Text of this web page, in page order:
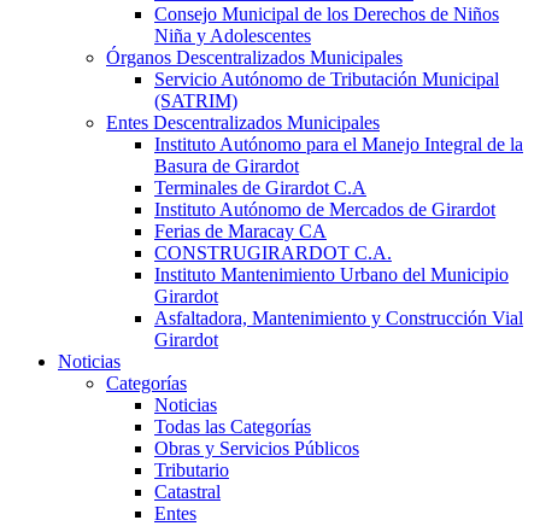
Consejo Municipal de los Derechos de Niños
Niña y Adolescentes
Órganos Descentralizados Municipales
Servicio Autónomo de Tributación Municipal
(SATRIM)
Entes Descentralizados Municipales
Instituto Autónomo para el Manejo Integral de la
Basura de Girardot
Terminales de Girardot C.A
Instituto Autónomo de Mercados de Girardot
Ferias de Maracay CA
CONSTRUGIRARDOT C.A.
Instituto Mantenimiento Urbano del Municipio
Girardot
Asfaltadora, Mantenimiento y Construcción Vial
Girardot
Noticias
Categorías
Noticias
Todas las Categorías
Obras y Servicios Públicos
Tributario
Catastral
Entes